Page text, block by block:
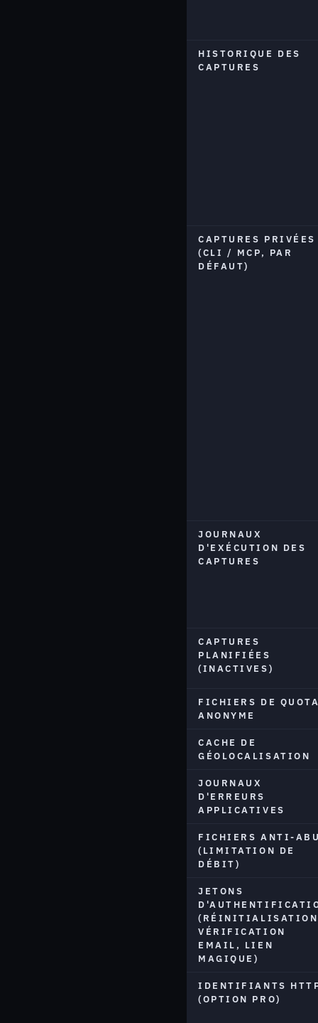
HISTORIQUE DES
CAPTURES
CAPTURES PRIVÉES
(CLI / MCP, PAR
DÉFAUT)
JOURNAUX
D'EXÉCUTION DES
CAPTURES
CAPTURES
PLANIFIÉES
(INACTIVES)
FICHIERS DE
ANONYME
CACHE DE
GÉOLOCALISATION
JOURNAUX
D'ERREURS
APPLICATIVES
FICHIERS ANTI-
(LIMITATION DE
DÉBIT)
JETONS
VÉRIFICATION
EMAIL, LIEN
MAGIQUE)
IDENTIFIANTS
(OPTION PRO)